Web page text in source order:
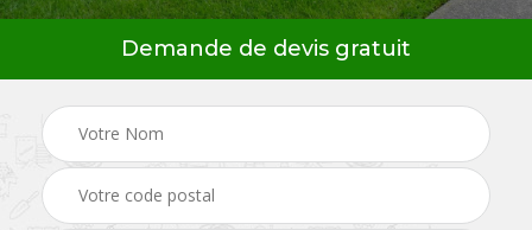
Demande de devis gratuit